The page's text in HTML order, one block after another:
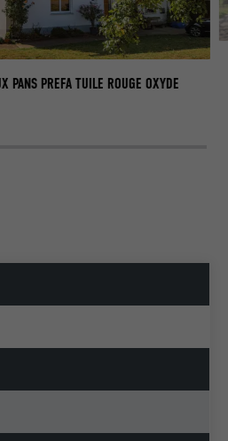
PANS PREFA TUILE ROUGE OXYDE